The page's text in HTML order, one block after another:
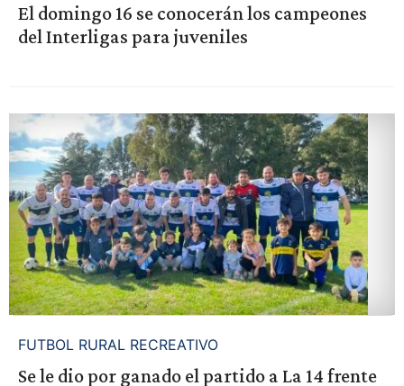
El domingo 16 se conocerán los campeones
del Interligas para juveniles
FUTBOL RURAL RECREATIVO
Se le dio por ganado el partido a La 14 frente